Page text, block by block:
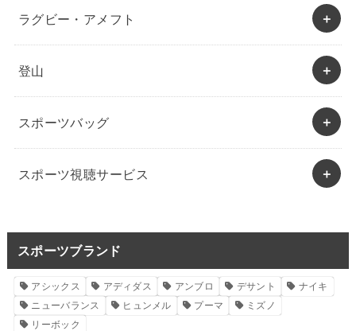
ラグビー・アメフト
登山
スポーツバッグ
スポーツ視聴サービス
スポーツブランド
アシックス アディダス アンブロ デサント
ナイキ
ニューバランス
ヒュンメル プーマ
ミズノ
リーボック